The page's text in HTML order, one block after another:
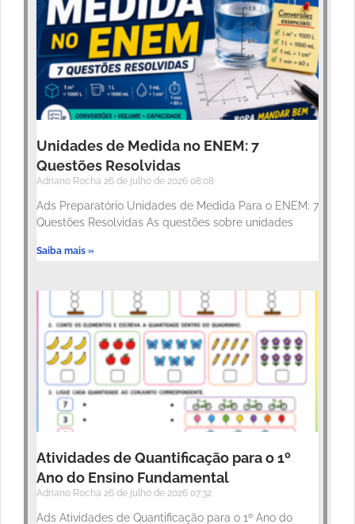
Unidades de Medida no ENEM: 7
Questões Resolvidas
Adriano Rocha 26 de julho de 2026 08:08
Ads Preparatório Unidades de Medida Para o ENEM: 7
Questões Resolvidas As questões sobre unidades
Saiba mais »
Atividades de Quantificação para o 1º
Ano do Ensino Fundamental
Adriano Rocha 26 de julho de 2026 07:32
Ads Atividades de Quantificação para o 1º Ano do